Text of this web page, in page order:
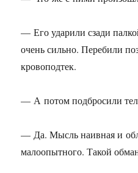
— Его ударили сзади
очень сильно. Перебили
кровоподтек.
— А потом подбросили
— Да. Мысль наивная и
малоопытного. Такой